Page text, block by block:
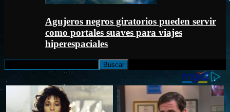
Agujeros negros giratorios pueden servir
como portales suaves para viajes
hiperespaciales